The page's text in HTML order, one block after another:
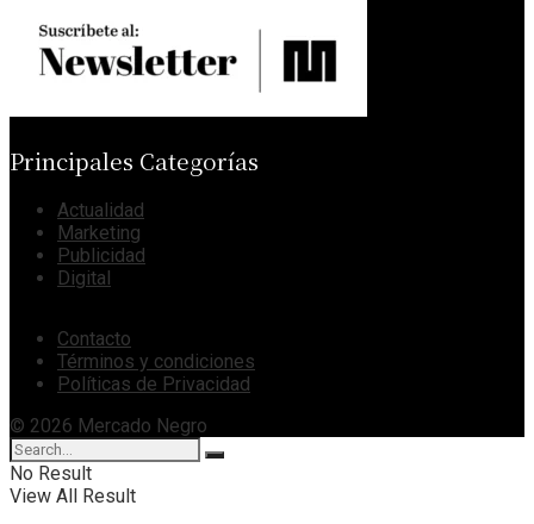
Principales Categorías
Actualidad
Marketing
Publicidad
Digital
Contacto
Términos y condiciones
Políticas de Privacidad
© 2026 Mercado Negro
No Result
View All Result